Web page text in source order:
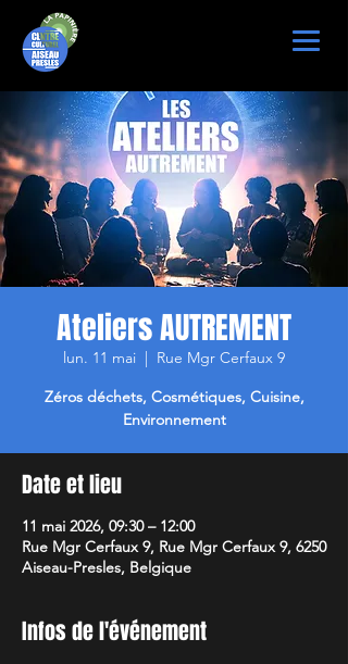
Ateliers AUTREMENT
lun. 11 mai
  |
Rue Mgr Cerfaux 9
Zéros déchets, Cosmétiques, Cuisine,
Environnement
Date et lieu
11 mai 2026, 09:30 – 12:00
Rue Mgr Cerfaux 9, Rue Mgr Cerfaux 9, 6250
Aiseau-Presles, Belgique
Infos de l'événement